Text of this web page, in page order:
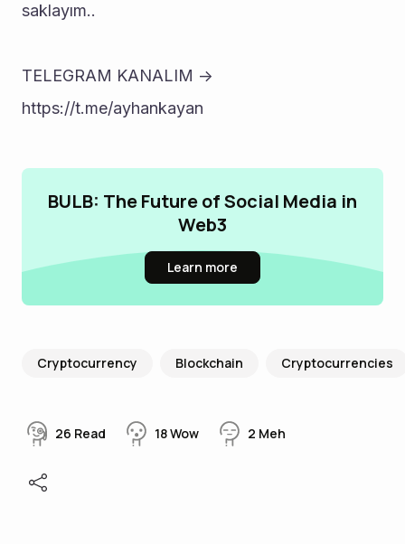
saklayım..
TELEGRAM KANALIM ->
https://t.me/ayhankayan
BULB: The Future of Social Media in
Web3
Learn more
Cryptocurrency Blockchain Cryptocurrencies
26 Read 18Wow 2 Meh